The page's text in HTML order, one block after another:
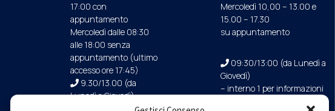
17:00 con
appuntamento
Mercoledì dalle 08:30
alle 18:00 senza
appuntamento (ultimo
accesso ore 17:45)
9.30/13.00 (da
Lunedì a Giovedì)
Mercoledì 10,00 – 13.00 e
15.00 – 17.30
su appuntamento
09:30/13:00 (da Lunedì a
Giovedì)
– interno 1 per informazioni